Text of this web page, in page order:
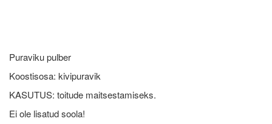
Puraviku pulber
Koostisosa: kivipuravik
KASUTUS: toitude maitsestamiseks.
Ei ole lisatud soola!